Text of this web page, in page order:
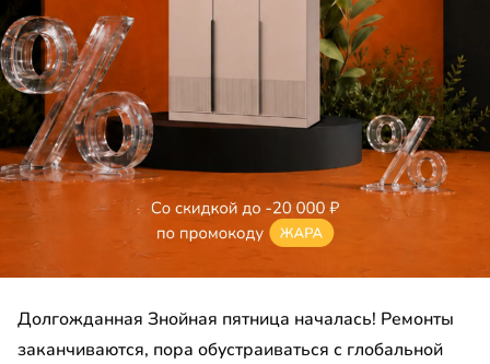
прикроватная
Долгожданная Знойная пятница началась! Ремонты
заканчиваются, пора обустраиваться с глобальной